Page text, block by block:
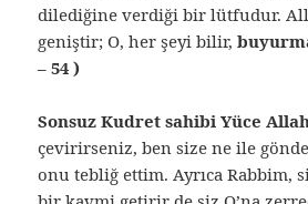
dilediğine verdiği bir lütfudur.
geniştir; O, her şeyi bilir,
– 54 )
Sonsuz Kudret sahibi Yüce
çevirirseniz, ben size ne ile
onu tebliğ ettim. Ayrıca Rabbim,